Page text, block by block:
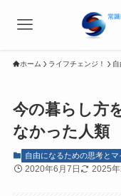
ホーム ライフチェンジ！
今の暮らし方
なかった人類
自由になるための思考とマ
2020年6月7日 2025年